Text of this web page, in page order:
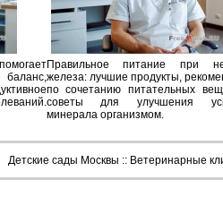
Правильное питание при
железа: лучшие продукты,
по сочетанию питательных
советы для улучшения
минерала организмом.
Детские сады Москвы :: Ветеринарные